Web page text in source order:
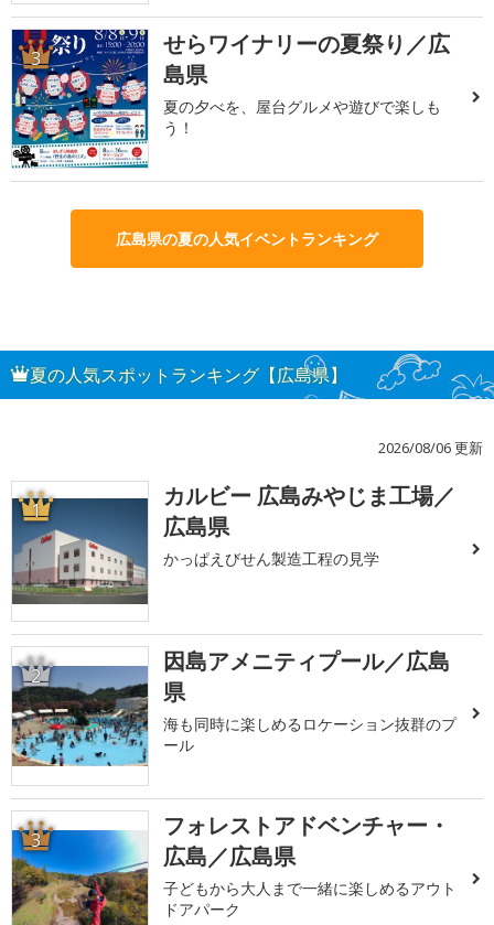
3
せらワイナリーの夏祭り／広
島県
夏の夕べを、屋台グルメや遊びで楽しも
う！
広島県の夏の人気イベントランキング
夏の人気スポットランキング【広島県】
2026/08/06 更新
1
カルビー 広島みやじま工場／
広島県
かっぱえびせん製造工程の見学
2
因島アメニティプール／広島
県
海も同時に楽しめるロケーション抜群のプ
ール
3
フォレストアドベンチャー・
広島／広島県
子どもから大人まで一緒に楽しめるアウト
ドアパーク